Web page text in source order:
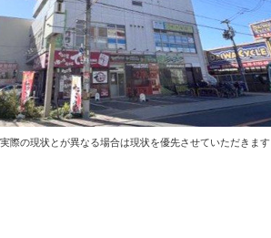
際の現状とが異なる場合は現状を優先させていただきます